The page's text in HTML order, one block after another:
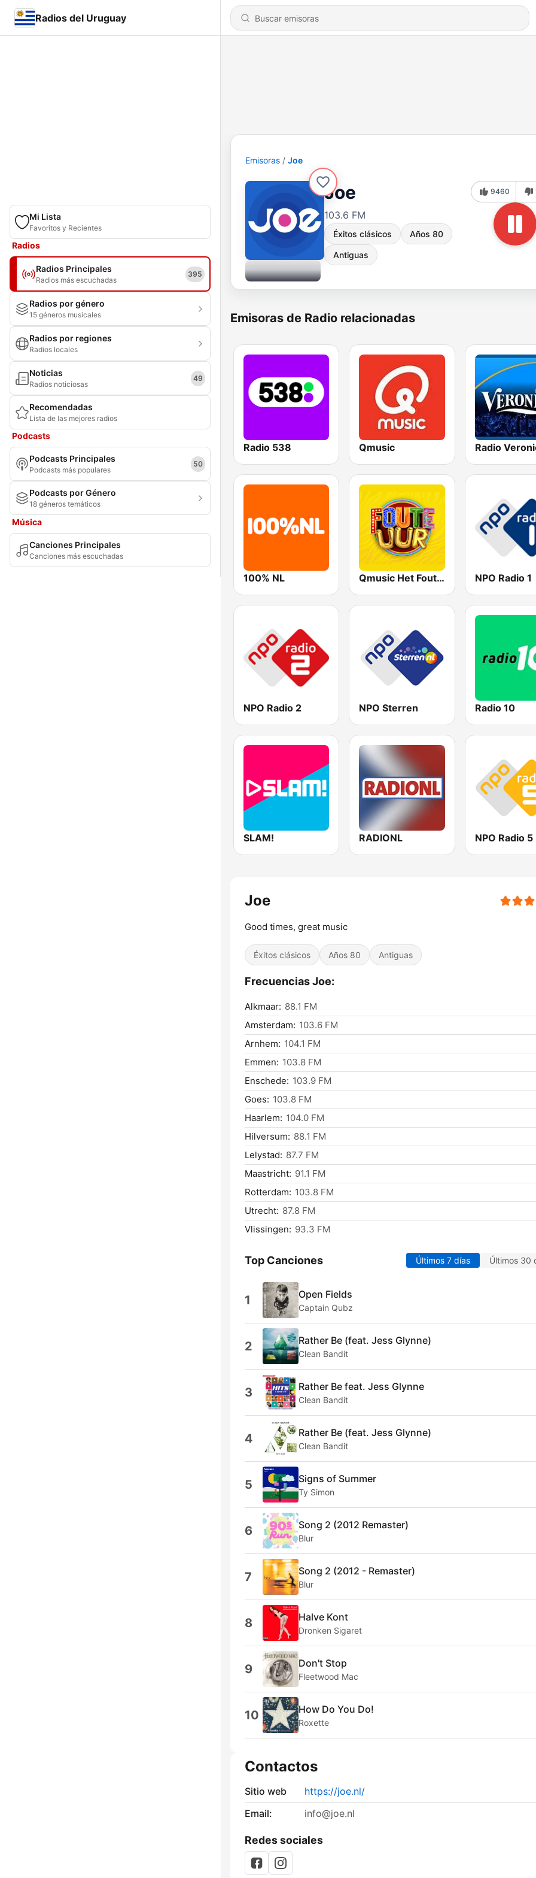
Radios del Uruguay
Mi Lista
Favoritos y Recientes
Radios
Radios Principales
Radios más escuchadas
395
Radios por género
15 géneros musicales
Radios por regiones
Radios locales
Noticias
Radios noticiosas
49
Recomendadas
Lista de las mejores radios
Podcasts
Podcasts Principales
Podcasts más populares
50
Podcasts por Género
18 géneros temáticos
Música
Canciones Principales
Canciones más escuchadas
Emisoras Joe
Joe
103.6 FM
Éxitos clásicos Años 80
Antiguas
9460
Emisoras de Radio relacionadas
Radio 538 Qmusic Radio
100% NL Qmusic Het Foute Uur NPO Radio 1
NPO Radio 2 NPO Sterren Radio 10
SLAM! RADIONL NPO Radio 5
Joe
Good times, great music
Éxitos clásicos Años 80 Antiguas
Frecuencias Joe:
Alkmaar: 88.1 FM
Amsterdam: 103.6 FM
Arnhem: 104.1 FM
Emmen: 103.8 FM
Enschede: 103.9 FM
Goes: 103.8 FM
Haarlem: 104.0 FM
Hilversum: 88.1 FM
Lelystad: 87.7 FM
Maastricht: 91.1 FM
Rotterdam: 103.8 FM
Utrecht: 87.8 FM
Vlissingen: 93.3 FM
Top Canciones Últimos 7 días Últimos 30
1 Open Fields
Captain Qubz
2 Rather Be (feat. Jess Glynne)
Clean Bandit
3 Rather Be feat. Jess Glynne
Clean Bandit
4 Rather Be (feat. Jess Glynne)
Clean Bandit
5 Signs of Summer
Ty Simon
6 Song 2 (2012 Remaster)
Blur
7 Song 2 (2012 - Remaster)
Blur
8 Halve Kont
Dronken Sigaret
9 Don't Stop
Fleetwood Mac
10 How Do You Do!
Roxette
Contactos
Sitio web
https://joe.nl/
Email:
info@joe.nl
Redes sociales